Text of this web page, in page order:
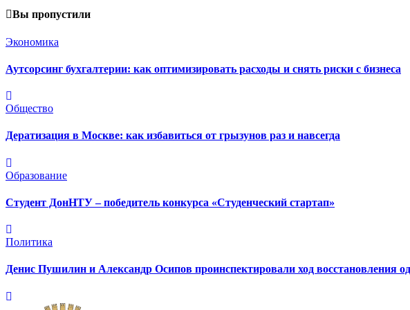
Вы пропустили
Экономика
Аутсорсинг бухгалтерии: как оптимизировать расходы и снять риски с бизнеса
Общество
Дератизация в Москве: как избавиться от грызунов раз и навсегда
Образование
Студент ДонНТУ – победитель конкурса «Студенческий стартап»
Политика
Денис Пушилин и Александр Осипов проинспектировали ход восстановления